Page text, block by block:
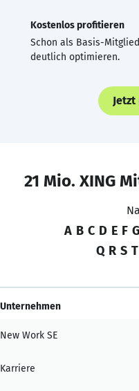
Kostenlos profitieren
Schon als Basis-
deutlich optimieren.
21 Mio. XING
A B C D E F G
Q R S T
Unternehmen
New Work SE
Karriere